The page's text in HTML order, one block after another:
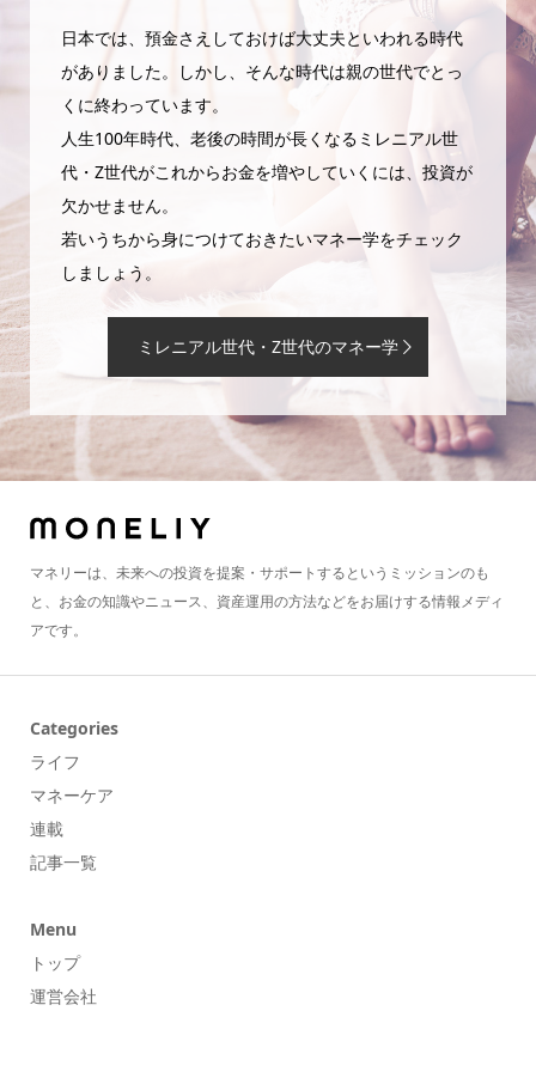
日本では、預金さえしておけば大丈夫といわれる時代
がありました。しかし、そんな時代は親の世代でとっ
くに終わっています。
人生100年時代、老後の時間が長くなるミレニアル世
代・Z世代がこれからお金を増やしていくには、投資が
欠かせません。
若いうちから身につけておきたいマネー学をチェック
しましょう。
ミレニアル世代・Z世代のマネー学
マネリーは、未来への投資を提案・サポートするというミッションのも
と、お金の知識やニュース、資産運用の方法などをお届けする情報メディ
アです。
Categories
ライフ
マネーケア
連載
記事一覧
Menu
トップ
運営会社